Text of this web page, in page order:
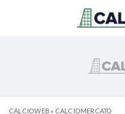
CALCIOWEB» CALCIOMERCATO